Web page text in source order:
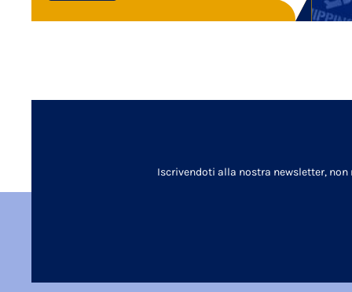
Iscrivendoti alla nostra newsletter,